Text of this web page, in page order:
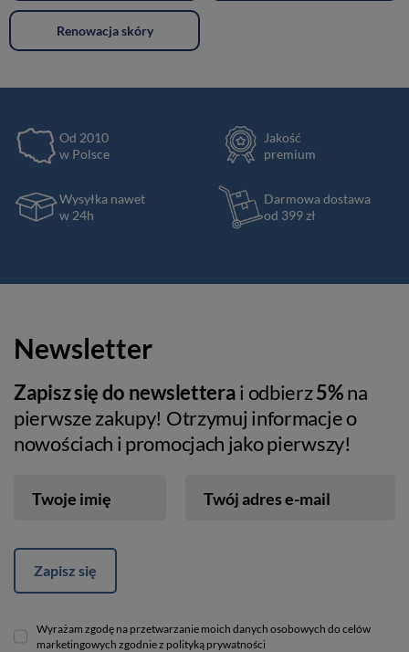
Renowacja skóry
Od 2010
w Polsce
Jakość
premium
Wysyłka nawet
w 24h
Darmowa dostawa
od 399 zł
Newsletter
Zapisz się do newsletterai odbierz5%na
pierwsze zakupy! Otrzymuj informacje o
nowościach i promocjach jako pierwszy!
Twoje imię Twój adres e-mail
Zapisz się
Wyrażam zgodę na przetwarzanie moich danych osobowych do celów
marketingowych zgodnie z polityką prywatności